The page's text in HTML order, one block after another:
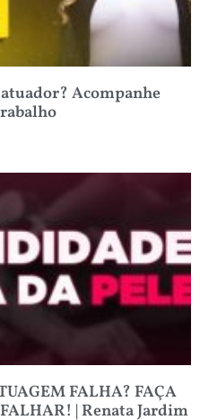
Acompanhe
FALHA? FAÇA
| Renata Jardim